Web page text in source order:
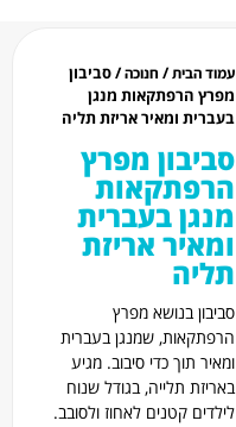
עמוד הבית/ חנוכה/ סביבון
מפרץ הרפתקאות מנגן
בעברית ומאיר אריזת תליה
סביבון מפרץ
הרפתקאות
מנגן בעברית
ומאיר אריזת
תליה
סביבון בנושא מפרץ
הרפתקאות, שמנגן בעברית
ומאיר תוך כדי סיבוב. מגיע
באריזת תלייה, בגודל שנוח
לילדים קטנים לאחוז ולסובב.